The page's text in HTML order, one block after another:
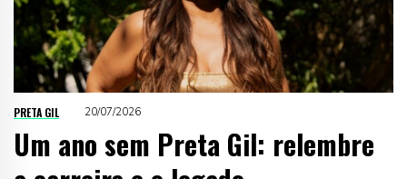
PRETA GIL 20/07/2026
Um ano sem Preta Gil: relembre